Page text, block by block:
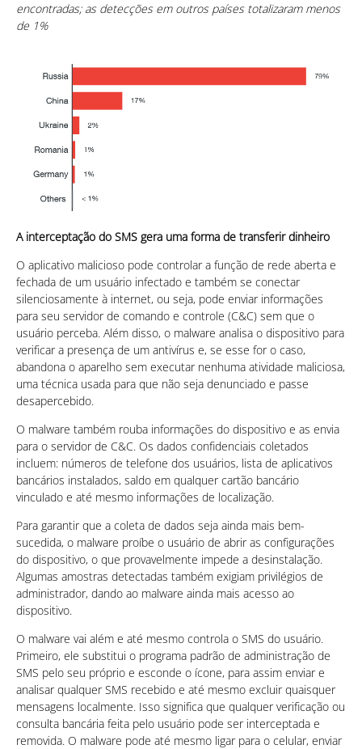
encontradas; as detecções em outros países totalizaram menos
de 1%
A interceptação do SMS gera uma forma de transferir dinheiro
O aplicativo malicioso pode controlar a função de rede aberta e
fechada de um usuário infectado e também se conectar
silenciosamente à internet, ou seja, pode enviar informações
para seu servidor de comando e controle (C&C) sem que o
usuário perceba. Além disso, o malware analisa o dispositivo para
verificar a presença de um antivírus e, se esse for o caso,
abandona o aparelho sem executar nenhuma atividade maliciosa,
uma técnica usada para que não seja denunciado e passe
desapercebido.
O malware também rouba informações do dispositivo e as envia
para o servidor de C&C. Os dados confidenciais coletados
incluem: números de telefone dos usuários, lista de aplicativos
bancários instalados, saldo em qualquer cartão bancário
vinculado e até mesmo informações de localização.
Para garantir que a coleta de dados seja ainda mais bem-
sucedida, o malware proíbe o usuário de abrir as configurações
do dispositivo, o que provavelmente impede a desinstalação.
Algumas amostras detectadas também exigiam privilégios de
administrador, dando ao malware ainda mais acesso ao
dispositivo.
O malware vai além e até mesmo controla o SMS do usuário.
Primeiro, ele substitui o programa padrão de administração de
SMS pelo seu próprio e esconde o ícone, para assim enviar e
analisar qualquer SMS recebido e até mesmo excluir quaisquer
mensagens localmente. Isso significa que qualquer verificação ou
consulta bancária feita pelo usuário pode ser interceptada e
removida. O malware pode até mesmo ligar para o celular, enviar